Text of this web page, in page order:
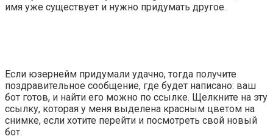
имя уже существует и нужно придумать другое.
Если юзернейм придумали удачно, тогда получите
поздравительное сообщение, где будет написано: ваш
бот готов, и найти его можно по ссылке. Щелкните на эту
ссылку, которая у меня выделена красным цветом на
снимке, если хотите перейти и посмотреть свой новый
бот.